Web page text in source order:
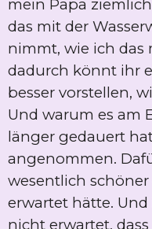
mein Papa
das mit der
nimmt, wie ich das
dadurch könnt ihr
besser vorstellen,
Und warum es am
länger gedauert
angenommen.
wesentlich
erwartet hätte.
nicht erwartet,